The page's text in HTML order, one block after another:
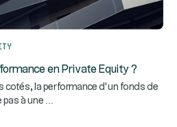
en Private Equity ?
la performance d’un fonds de
pas à une